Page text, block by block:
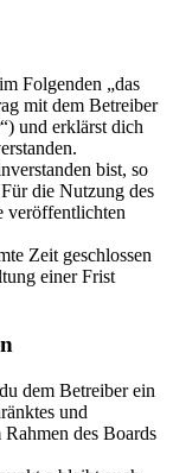
Folgenden „das
mit dem Betreiber
und erklärst dich
bist, so
die Nutzung des
veröffentlichten
Zeit geschlossen
einer Frist
dem Betreiber ein
und
des Boards